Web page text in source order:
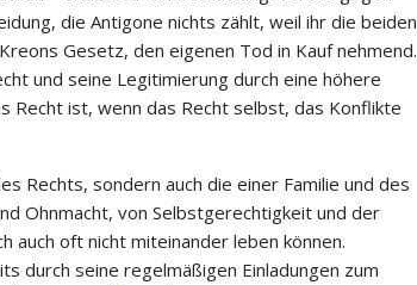
die Antigone nichts zählt, weil ihr die beiden
Gesetz, den eigenen Tod in Kauf nehmend.
und seine Legitimierung durch eine höhere
ist, wenn das Recht selbst, das Konflikte
Rechts, sondern auch die einer Familie und des
Ohnmacht, von Selbstgerechtigkeit und der
auch oft nicht miteinander leben können.
durch seine regelmäßigen Einladungen zum